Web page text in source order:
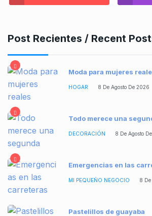
Post Recientes / Recent
Moda para mujeres
HOGAR 8 De Agosto De 2026
Todo merece una
DECORACIÓN 8 De Agosto
Emergencias en las
MI PEQUEÑO NEGOCIO 8
Pastelillos de guayaba